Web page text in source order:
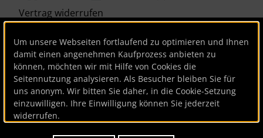
Vertrag widerrufen
Startseite Aktivkohlefilter Aktivkohlefilter
Aktivkohlefilter
Artikelnummer
Um unsere Webseiten fortlaufend zu optimieren und Ihnen
damit einen angenehmen Kaufprozess anbieten zu
können, möchten wir mit Hilfe von Cookies die
Seitennutzung analysieren. Als Besucher bleiben Sie für
uns anonym. Wir bitten Sie daher, in die Cookie-Setzung
einzuwilligen. Ihre Einwilligung können Sie jederzeit
widerrufen.